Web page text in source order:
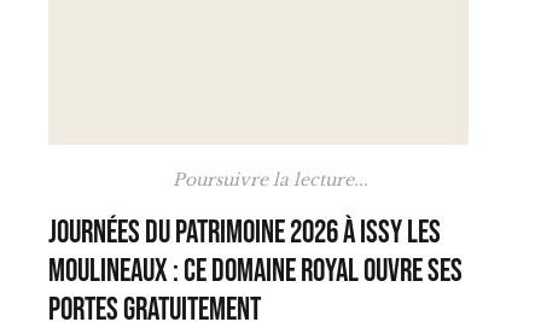
Poursuivre la lecture...
Journées du Patrimoine 2026 à Issy les
Moulineaux : ce domaine royal ouvre ses
portes gratuitement